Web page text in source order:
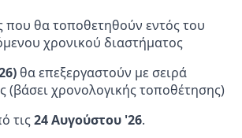
Αντιπρόσωπος:
που θα τοποθετηθούν εντός του
χρονικού διαστήματος
θα επεξεργαστούν με σειρά
(βάσει χρονολογικής τοποθέτησης)
τις24 Αυγούστου '26.